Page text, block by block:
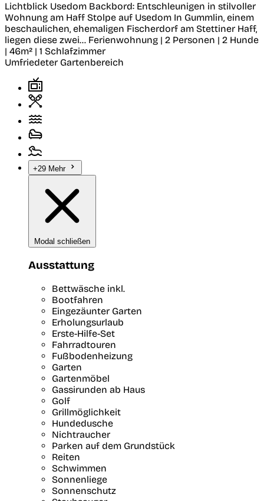
Lichtblick Usedom Backbord: Entschleunigen in stilvoller
Wohnung am Haff Stolpe auf Usedom In Gummlin, einem
beschaulichen, ehemaligen Fischerdorf am Stettiner Haff,
liegen diese zwei... Ferienwohnung | 2 Personen | 2 Hunde
| 46m² | 1 Schlafzimmer
Umfriedeter Gartenbereich
+29 Mehr
Modal schließen
Ausstattung
Bettwäsche inkl.
Bootfahren
Eingezäunter Garten
Erholungsurlaub
Erste-Hilfe-Set
Fahrradtouren
Fußbodenheizung
Garten
Gartenmöbel
Gassirunden ab Haus
Golf
Grillmöglichkeit
Hundedusche
Nichtraucher
Parken auf dem Grundstück
Reiten
Schwimmen
Sonnenliege
Sonnenschutz